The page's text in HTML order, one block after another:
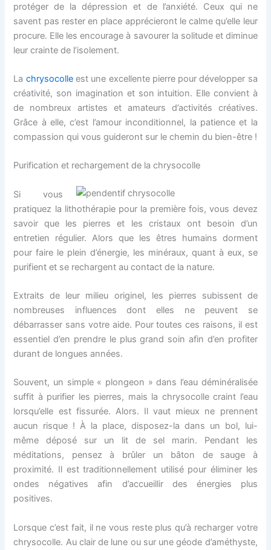
protéger de la dépression et de l’anxiété. Ceux qui ne
savent pas rester en place apprécieront le calme qu’elle leur
procure. Elle les encourage à savourer la solitude et diminue
leur crainte de l’isolement.
La chrysocolleest une excellente pierre pour développer sa
créativité, son imagination et son intuition. Elle convient à
de nombreux artistes et amateurs d’activités créatives.
Grâce à elle, c’est l’amour inconditionnel, la patience et la
compassion qui vous guideront sur le chemin du bien-être !
Purification et rechargement de la chrysocolle
Si vous
pratiquez la lithothérapie pour la première fois, vous devez
savoir que les pierres et les cristaux ont besoin d’un
entretien régulier. Alors que les êtres humains dorment
pour faire le plein d’énergie, les minéraux, quant à eux, se
purifient et se rechargent au contact de la nature.
Extraits de leur milieu originel, les pierres subissent de
nombreuses influences dont elles ne peuvent se
débarrasser sans votre aide. Pour toutes ces raisons, il est
essentiel d’en prendre le plus grand soin afin d’en profiter
durant de longues années.
Souvent, un simple « plongeon » dans l’eau déminéralisée
suffit à purifier les pierres, mais la chrysocolle craint l’eau
lorsqu’elle est fissurée. Alors. Il vaut mieux ne prennent
aucun risque ! À la place, disposez-la dans un bol, lui-
même déposé sur un lit de sel marin. Pendant les
méditations, pensez à brûler un bâton de sauge à
proximité. Il est traditionnellement utilisé pour éliminer les
ondes négatives afin d’accueillir des énergies plus
positives.
Lorsque c’est fait, il ne vous reste plus qu’à recharger votre
chrysocolle. Au clair de lune ou sur une géode d’améthyste,